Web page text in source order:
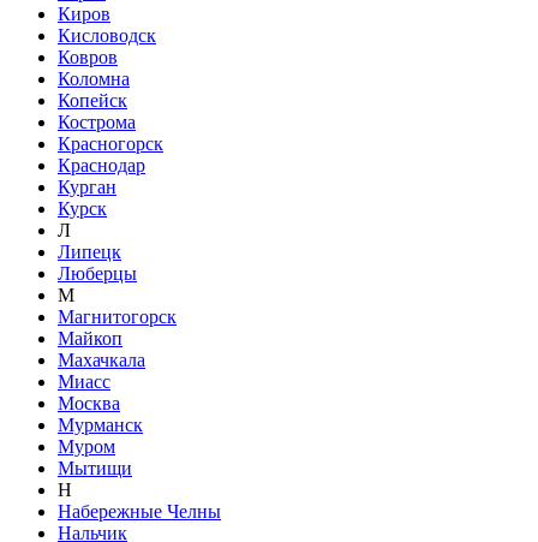
Киров
Кисловодск
Ковров
Коломна
Копейск
Кострома
Красногорск
Краснодар
Курган
Курск
Л
Липецк
Люберцы
М
Магнитогорск
Майкоп
Махачкала
Миасс
Москва
Мурманск
Муром
Мытищи
Н
Набережные Челны
Нальчик